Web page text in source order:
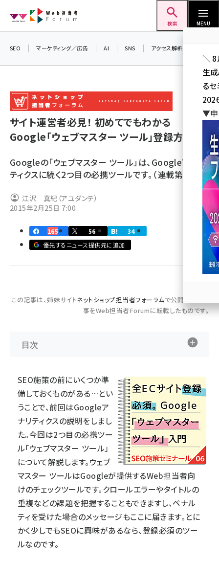
ン
検索 MENU
seo (3528)
ai (2811)
note (2315)
z世代 (1623)
llmo (1166)
SEO マーケティング／広告 AI SNS アクセス解析／データ分析
サイト運営者必見！ 初めてでもわかる
Google「ウェブマスター ツール」登録方法
Googleの「ウェブマスター ツール」は、Googleアナリ
ティクスに続く2つ目の必携ツールです。（連載第6回）
江沢 真紀（アユダンテ）
2015年2月25日 7:00
165 56
34
優先するニュース提供元に追加
この記事は、姉妹サイトネットショップ担当者フォーラムで公開された記
事をWeb担当者Forumに転載したものです。
目次
SEO施策の前にいくつか準
備しておくものがある…とい
うことで、前回はGoogleア
ナリティクスの説明をしまし
た。今回は2つ目の必携ツー
ル「ウェブマスター ツール」
について解説します。ウェブ
マスター ツールはGoogleが提供するWeb担当者向
けのチェックツールです。クロールエラーやタイトルの
重複などの課題を把握することもできますし、ペナル
ティを受けた場合のメッセージもここに届きます。とに
かく少しでもSEOに興味があるなら、登録必須のツー
ルなのです。
＼ 8
生
る
▼申